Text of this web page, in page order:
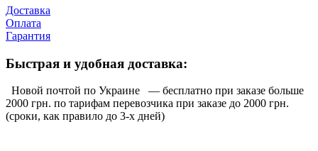
Доставка
Оплата
Гарантия
Быстрая и удобная доставка:
Новой почтой по Украине — бесплатно при заказе больше
2000 грн. по тарифам перевозчика при заказе до 2000 грн.
(сроки, как правило до 3-х дней)